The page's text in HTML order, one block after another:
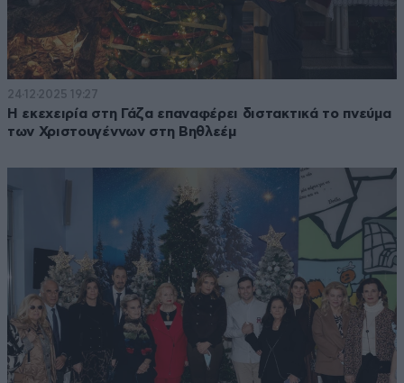
24·12·2025 19:27
Η εκεχειρία στη Γάζα επαναφέρει διστακτικά το πνεύμα
των Χριστουγέννων στη Βηθλεέμ